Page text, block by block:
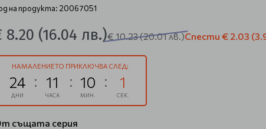
на продукта: 20067051
8.20 (16.04 лв.)€ 10.23(20.01 лв.)Спести € 2.03
НАМАЛЕНИЕТО ПРИКЛЮЧВА СЛЕД:
24
ДНИ
11
ЧАСА
10
МИН.
0
СЕК.
същата серия